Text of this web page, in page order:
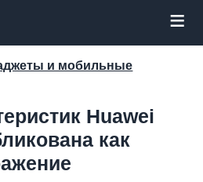
≡
и мобильные
Huawei
как